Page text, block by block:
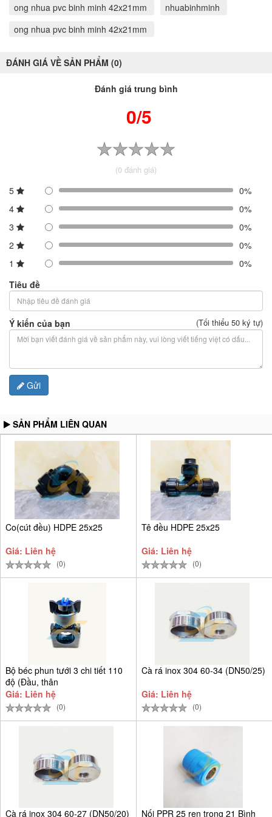
ong nhua pvc binh minh 42x21mm
nhuabinhminh
ong nhua pvc binh minh 42x21mm
ĐÁNH GIÁ VỀ SẢN PHẨM (0)
Đánh giá trung bình
0/5
(0 đánh giá)
5
0%
4
0%
3
0%
2
0%
1
0%
Tiêu đề
Ý kiến của bạn (Tối thiểu 50 ký tự)
Gửi
SẢN PHẨM LIÊN QUAN
Co(cút đều) HDPE 25x25
Giá: Liên hệ
(0)
Tê đều HDPE 25x25
Giá: Liên hệ
(0)
Bộ béc phun tưới 3 chi tiết 110
độ (Đầu, thân
Giá: Liên hệ
(0)
Cà rá inox 304 60-34 (DN50/25)
Giá: Liên hệ
(0)
Cà rá inox 304 60-27 (DN50/20)
Nối PPR 25 ren trong 21 Bình